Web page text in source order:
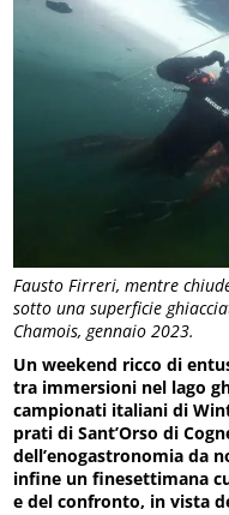
Fausto Firreri, mentre
sotto una superficie
Chamois, gennaio 2023.
Un weekend ricco di
tra immersioni nel lago
campionati italiani di
prati di Sant’Orso di
dell’enogastronomia da
infine un finesettimana
e del confronto, in vista